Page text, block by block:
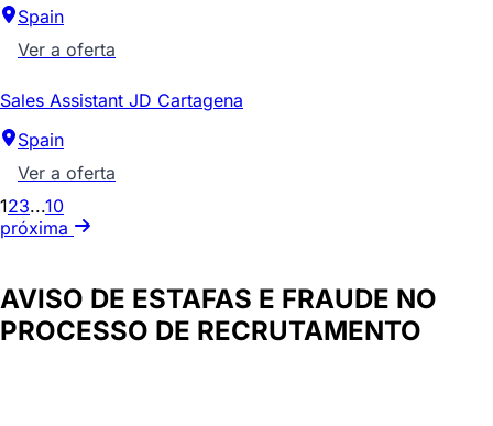
Spain
Ver a oferta
Sales Assistant JD Cartagena
Spain
Ver a oferta
123...10
próxima
AVISO DE ESTAFAS E FRAUDE NO
PROCESSO DE RECRUTAMENTO